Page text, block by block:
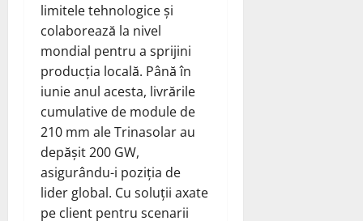
limitele tehnologice și
colaborează la nivel
mondial pentru a sprijini
producția locală. Până în
iunie anul acesta, livrările
cumulative de module de
210 mm ale Trinasolar au
depășit 200 GW,
asigurându-i poziția de
lider global. Cu soluții axate
pe client pentru scenarii